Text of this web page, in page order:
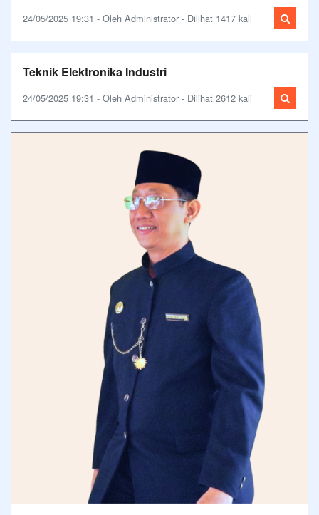
24/05/2025 19:31 - Oleh Administrator - Dilihat 1417 kali
Teknik Elektronika Industri
24/05/2025 19:31 - Oleh Administrator - Dilihat 2612 kali